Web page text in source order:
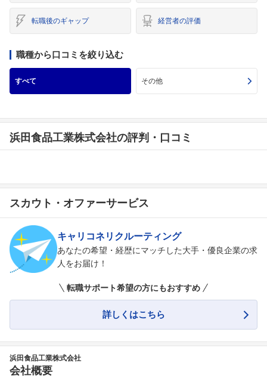
転職後のギャップ 経営者の評価
職種から口コミを絞り込む
すべて その他
浜田食品工業株式会社の評判・口コミ
スカウト・オファーサービス
キャリコネリクルーティング
あなたの希望・経歴にマッチした大手・優良企業の求
人をお届け！
転職サポート希望の方にもおすすめ
詳しくはこちら
浜田食品工業株式会社
会社概要